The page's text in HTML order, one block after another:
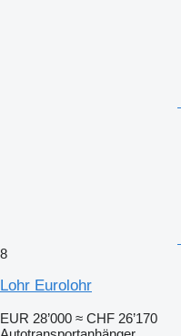
8
Lohr Eurolohr
EUR 28’000 ≈ CHF 26’170